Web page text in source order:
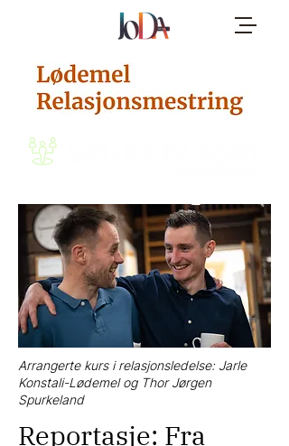
Arrangerte kurs i relasjonsledelse: Jarle
Konstali-Lødemel og Thor Jørgen
Spurkeland
Reportasje: Fra